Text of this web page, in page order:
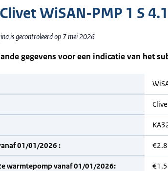
WiSAN-PMP 1 S 4.1
is gecontroleerd op 7 mei 2026
gegevens voor een indicatie van het
01/01/2026 :
warmtepomp vanaf 01/01/2026: